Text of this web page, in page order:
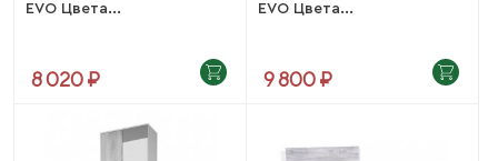
EVO Цвета...
8 020 ₽
EVO Цвета...
9 800 ₽